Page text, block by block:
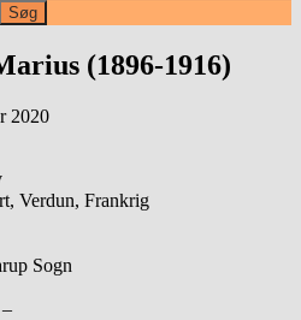
(1896-1916)
2020
Verdun, Frankrig
Sogn